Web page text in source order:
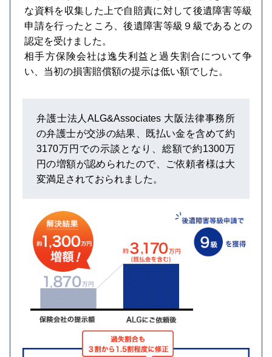
な資料を収集した上で自賠責に対して後遺障害等級
申請を行ったところ、後遺障害等級９級であるとの
認定を受けました。
相手方保険会社は逸失利益と過失割合について争
い、当初の損害賠償額の提示は低い額でした。
弁護士法人ALG&Associates 大阪法律事務所
の弁護士が交渉の結果、既払い金を含めて約
3170万円での示談となり、総額で約1300万
円の増額が認められたので、ご依頼者様は大
変満足されておられました。